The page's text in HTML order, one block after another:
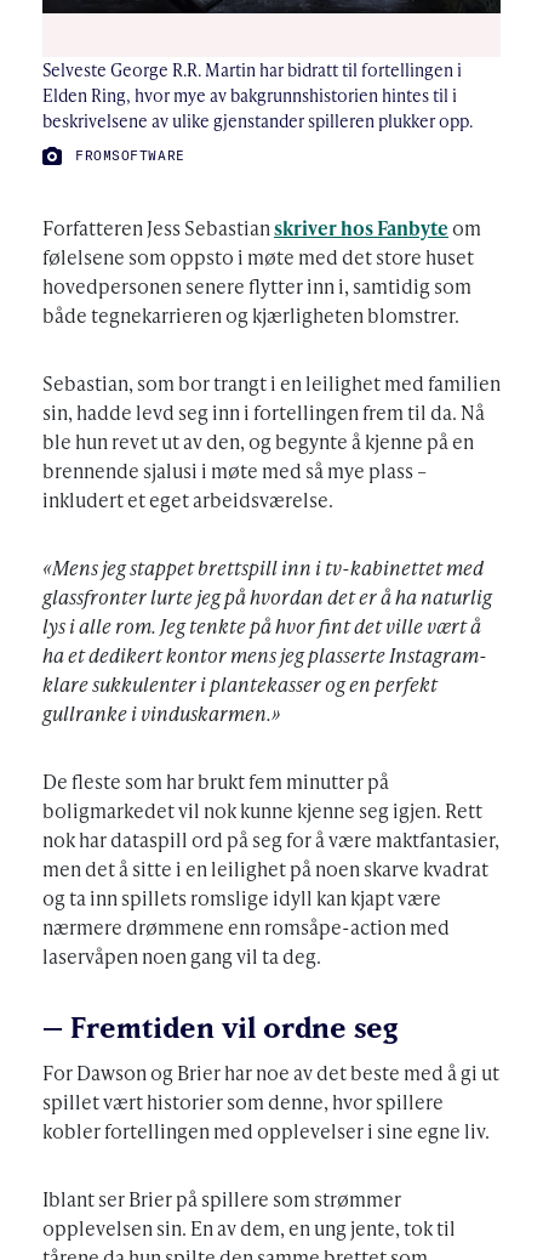
Selveste George R.R. Martin har bidratt til fortellingen i
Elden Ring, hvor mye av bakgrunnshistorien hintes til i
beskrivelsene av ulike gjenstander spilleren plukker opp.
FOTO:
FROMSOFTWARE
Forfatteren Jess Sebastianskriver hos Fanbyteom
følelsene som oppsto i møte med det store huset
hovedpersonen senere flytter inn i, samtidig som
både tegnekarrieren og kjærligheten blomstrer.
Sebastian, som bor trangt i en leilighet med familien
sin, hadde levd seg inn i fortellingen frem til da. Nå
ble hun revet ut av den, og begynte å kjenne på en
brennende sjalusi i møte med så mye plass –
inkludert et eget arbeidsværelse.
«Mens jeg stappet brettspill inn i tv-kabinettet med
glassfronter lurte jeg på hvordan det er å ha naturlig
lys i alle rom. Jeg tenkte på hvor fint det ville vært å
ha et dedikert kontor mens jeg plasserte Instagram-
klare sukkulenter i plantekasser og en perfekt
gullranke i vinduskarmen.»
De fleste som har brukt fem minutter på
boligmarkedet vil nok kunne kjenne seg igjen. Rett
nok har dataspill ord på seg for å være maktfantasier,
men det å sitte i en leilighet på noen skarve kvadrat
og ta inn spillets romslige idyll kan kjapt være
nærmere drømmene enn romsåpe-action med
laservåpen noen gang vil ta deg.
– Fremtiden vil ordne seg
For Dawson og Brier har noe av det beste med å gi ut
spillet vært historier som denne, hvor spillere
kobler fortellingen med opplevelser i sine egne liv.
Iblant ser Brier på spillere som strømmer
opplevelsen sin. En av dem, en ung jente, tok til